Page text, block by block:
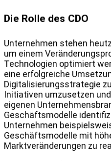
Die Rolle des CDO
Unternehmen stehen
um einem
Technologien optimiert
eine erfolgreiche
Digitalisierungsstrategie
Initiativen umzusetzen
eigenen
Geschäftsmodelle
Unternehmen
Geschäftsmodelle mit
Marktveränderungen zu